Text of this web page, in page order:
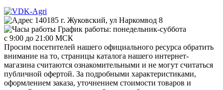
140185 г. Жуковский, ул Наркомвод 8
График работы: понедельник-суббота
с 9:00 до 21:00 МСК
Просим посетителей нашего официального ресурса обратить
внимание на то, страницы каталога нашего интернет-
магазина считаются ознакомительными и не могут считаться
публичной офертой. За подробными характеристиками,
оформлением заказа, уточнением стоимости товаров и